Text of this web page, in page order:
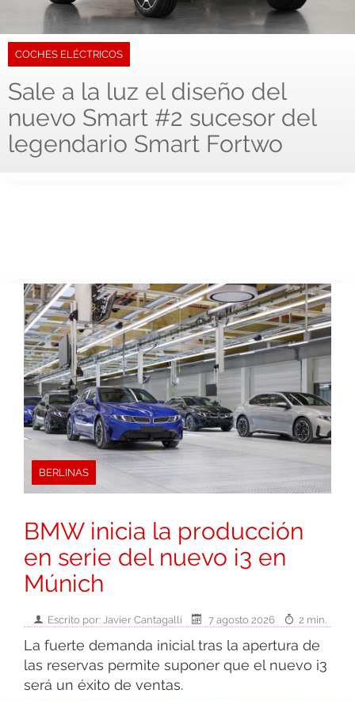
COCHES ELÉCTRICOS
Sale a la luz el diseño del
nuevo Smart #2 sucesor del
legendario Smart Fortwo
BERLINAS
BMW inicia la producción
en serie del nuevo i3 en
Múnich
Escrito por: Javier Cantagalli 7 agosto 2026 2 min.
La fuerte demanda inicial tras la apertura de
las reservas permite suponer que el nuevo i3
será un éxito de ventas.